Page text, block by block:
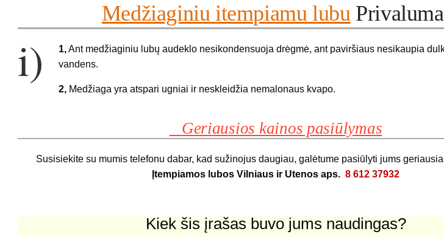
Medžiaginiu itempiamu lubu
i) 1,Ant medžiaginiu lubų audeklo nesikondensuoja drėgmė, ant paviršiaus nesikaupia
vandens.
2, Medžiaga yra atspari ugniai ir neskleidžia nemalonaus kvapo.
Geriausios kainos pasiūlymas
Susisiekite su mumis telefonu dabar, kad sužinojus daugiau, galėtume pasiūlyti jums
Įtempiamos lubos Vilniaus ir Utenos aps. 8 612 37932
Kiek šis įrašas buvo jums naudingas?